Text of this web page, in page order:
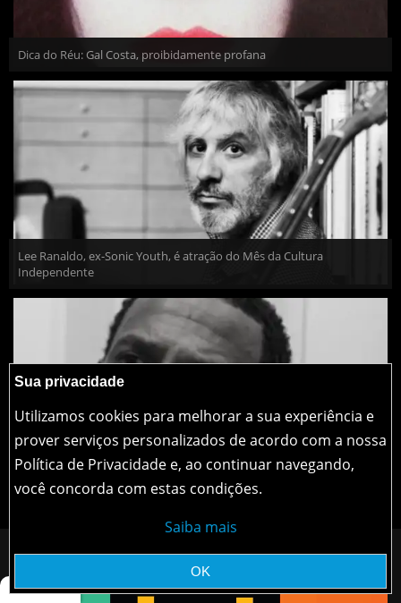
Dica do Réu: Gal Costa, proibidamente profana
Lee Ranaldo, ex-Sonic Youth, é atração do Mês da Cultura
Independente
Mano Brown fala do novo som do Racionais no Metrópolis
Sua privacidade
Utilizamos cookies para melhorar a sua experiência e
prover serviços personalizados de acordo com a nossa
Política de Privacidade e, ao continuar navegando,
você concorda com estas condições.
Saiba mais
OK